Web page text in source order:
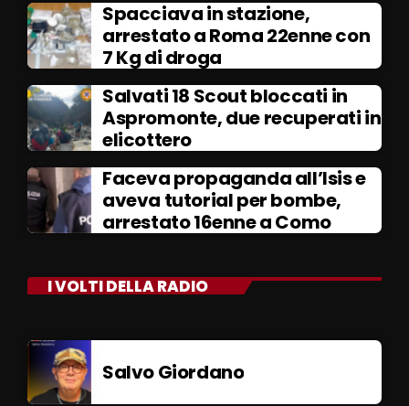
Spacciava in stazione,
arrestato a Roma 22enne con
7 Kg di droga
Salvati 18 Scout bloccati in
Aspromonte, due recuperati in
elicottero
Faceva propaganda all’Isis e
aveva tutorial per bombe,
arrestato 16enne a Como
I VOLTI DELLA RADIO
Salvo Giordano